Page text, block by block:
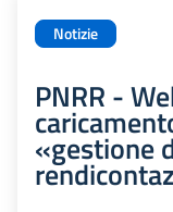
Notizie
PNRR -
«gestione